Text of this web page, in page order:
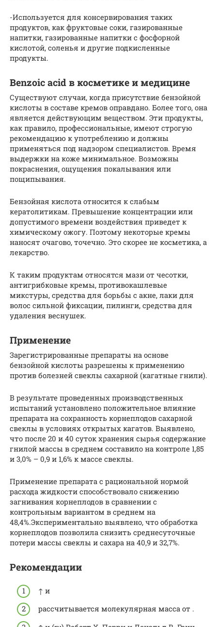
-Используется для консервирования таких
продуктов, как фруктовые соки, газированные
напитки, газированные напитки с фосфорной
кислотой, соленья и другие подкисленные
продукты.
Benzoic acid в косметике и медицине
Существуют случаи, когда присутствие бензойной
кислоты в составе кремов оправдано. Более того, она
является действующим веществом. Эти продукты,
как правило, профессиональные, имеют строгую
рекомендацию к употреблению и должны
применяться под надзором специалистов. Время
выдержки на коже минимальное. Возможны
покраснения, ощущения покалывания или
пощипывания.
Бензойная кислота относится к слабым
кератолитикам. Превышение концентрации или
допустимого времени воздействия приведет к
химическому ожогу. Поэтому некоторые кремы
наносят очагово, точечно. Это скорее не косметика, а
лекарство.
К таким продуктам относятся мази от чесотки,
антигрибковые кремы, противокашлевые
микстуры, средства для борьбы с акне, лаки для
волос сильной фиксации, пилинги, средства для
удаления веснушек.
Применение
Зарегистрированные препараты на основе
бензойной кислоты разрешены к применению
против болезней cвеклы сахарной (кагатные гнили).
В результате проведенных производственных
испытаний установлено положительное влияние
препарата на сохранность корнеплодов сахарной
свеклы в условиях открытых кагатов. Выявлено,
что после 20 и 40 суток хранения сырья содержание
гнилой массы в среднем составило на контроле 1,85
и 3,0% – 0,9 и 1,6% к массе свеклы.
Применение препарата с рациональной нормой
расхода жидкости способствовало снижению
загнивания корнеплодов в сравнении с
контрольным вариантом в среднем на
48,4%.Экспериментально выявлено, что обработка
корнеплодов позволила снизить среднесуточные
потери массы свеклы и сахара на 40,9 и 32,7%.
Рекомендации
↑ и
рассчитывается молекулярная масса от .